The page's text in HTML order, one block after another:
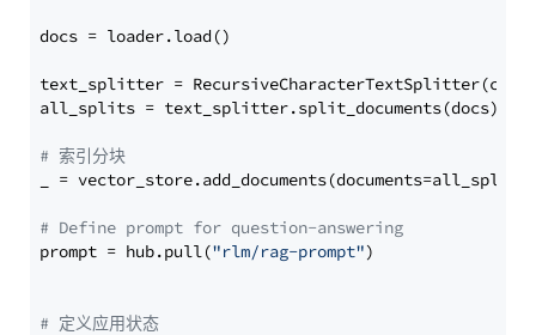
docs = loader.load()
text_splitter =
all_splits = text_splitter.split_documents(docs)
# 索引分块
_ = vector_store.add_documents(documents=all_splits)
# Define prompt for question-answering
prompt = hub.pull("rlm/rag-prompt")
# 定义应用状态